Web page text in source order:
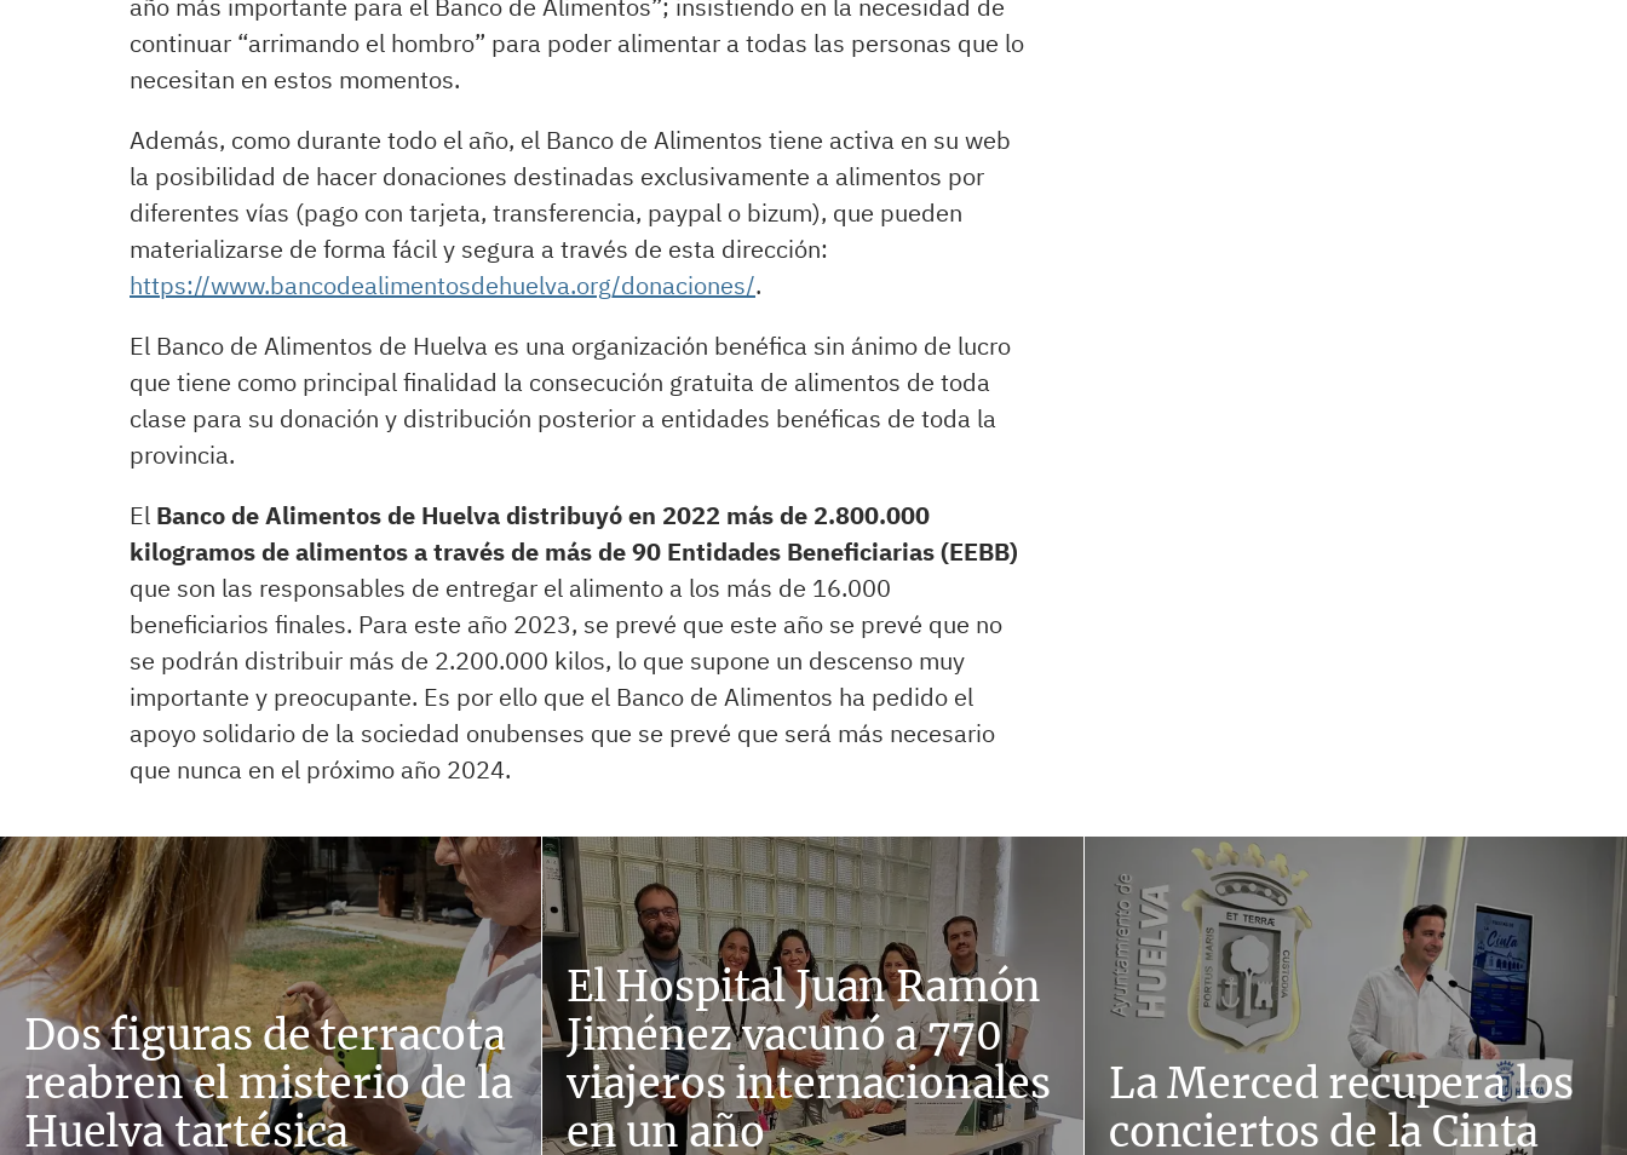
continuar “arrimando el hombro” para poder alimentar a todas las personas que lo
necesitan en estos momentos.
Además, como durante todo el año, el Banco de Alimentos tiene activa en su web
la posibilidad de hacer donaciones destinadas exclusivamente a alimentos por
diferentes vías (pago con tarjeta, transferencia, paypal o bizum), que pueden
materializarse de forma fácil y segura a través de esta dirección:
https://www.bancodealimentosdehuelva.org/donaciones/.
El Banco de Alimentos de Huelva es una organización benéfica sin ánimo de lucro
que tiene como principal finalidad la consecución gratuita de alimentos de toda
clase para su donación y distribución posterior a entidades benéficas de toda la
provincia.
El Banco de Alimentos de Huelva distribuyó en 2022 más de 2.800.000
kilogramos de alimentos a través de más de 90 Entidades Beneficiarias (EEBB)
que son las responsables de entregar el alimento a los más de 16.000
beneficiarios finales. Para este año 2023, se prevé que este año se prevé que no
se podrán distribuir más de 2.200.000 kilos, lo que supone un descenso muy
importante y preocupante. Es por ello que el Banco de Alimentos ha pedido el
apoyo solidario de la sociedad onubenses que se prevé que será más necesario
que nunca en el próximo año 2024.
Dos figuras de terracota
reabren el misterio de la
Huelva tartésica
El Hospital Juan Ramón
Jiménez vacunó a 770
viajeros internacionales
en un año
La Merced recupera los
conciertos de la Cinta